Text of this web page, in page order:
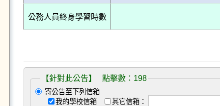
公務人員終身學習時數
【針對此公告】 點擊數：198
寄公告至下列信箱
我的學校信箱
其它信箱：